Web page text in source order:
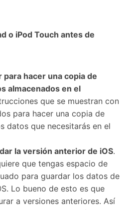
o iPod Touch antes de
para hacer una copia de
almacenados en el
que se muestran con
para hacer una copia de
datos que necesitarás en el
la versión anterior de iOS.󠀲󠀩󠀠󠀥󠀦󠀩󠀩󠀢󠀳󠀰
que tengas espacio de
para guardar los datos de
Lo bueno de esto es que
a versiones anteriores.󠀲󠀩󠀠󠀥󠀦󠀩󠀩󠀤󠀳󠀰 Así